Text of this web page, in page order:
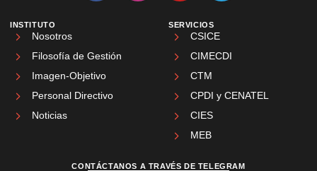
INSTITUTO
Nosotros
Filosofía de Gestión
Imagen-Objetivo
Personal Directivo
Noticias
SERVICIOS
CSICE
CIMECDI
CTM
CPDI y CENATEL
CIES
MEB
CONTÁCTANOS A TRAVÉS DE TELEGRAM